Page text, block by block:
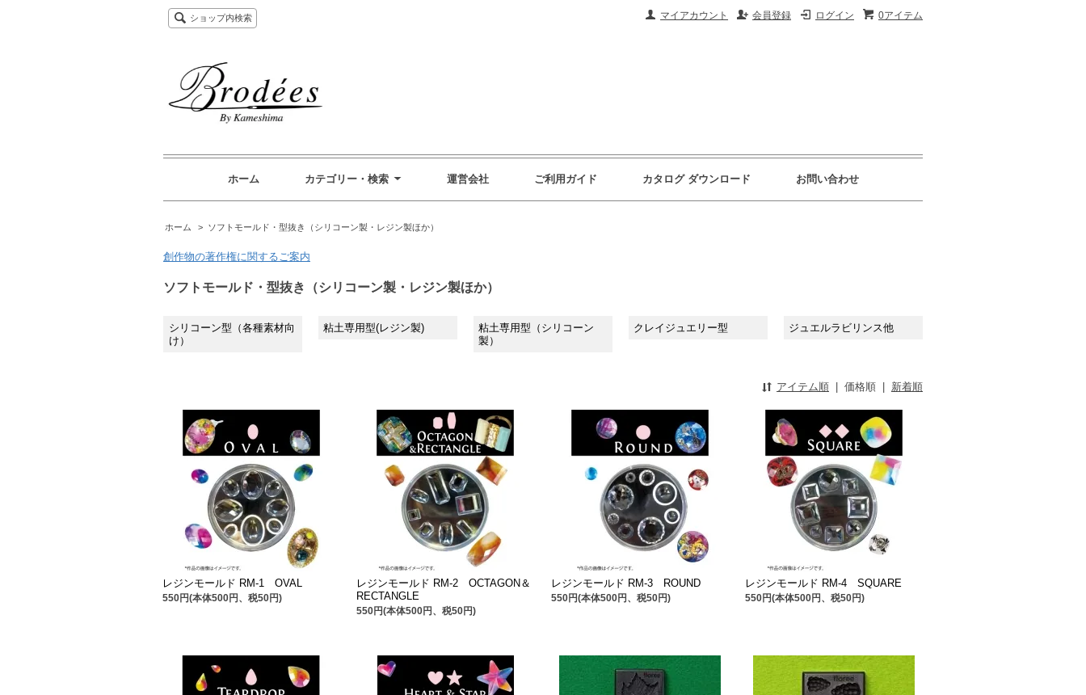
0アイテム
ログイン
会員登録
マイアカウント
ショップ内検索
ホーム カテゴリー・検索 運営会社 ご利用ガイド カタログ ダウンロード お問い合わせ
ホーム > ソフトモールド・型抜き（シリコーン製・レジン製ほか）
創作物の著作権に関するご案内
ソフトモールド・型抜き（シリコーン製・レジン製ほか）
シリコーン型（各種素材向
け）
粘土専用型(レジン製)
粘土専用型（シリコーン
製）
クレイジュエリー型 ジュエルラビリンス他
アイテム順 価格順 新着順
レジンモールド RM-1 OVAL
550円(本体500円、税50円)
レジンモールド RM-2 OCTAGON＆
RECTANGLE
550円(本体500円、税50円)
レジンモールド RM-3 ROUND
550円(本体500円、税50円)
レジンモールド RM-4 SQUARE
550円(本体500円、税50円)